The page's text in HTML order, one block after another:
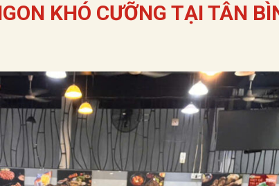
KHÓ CƯỠNG TẠI TÂN